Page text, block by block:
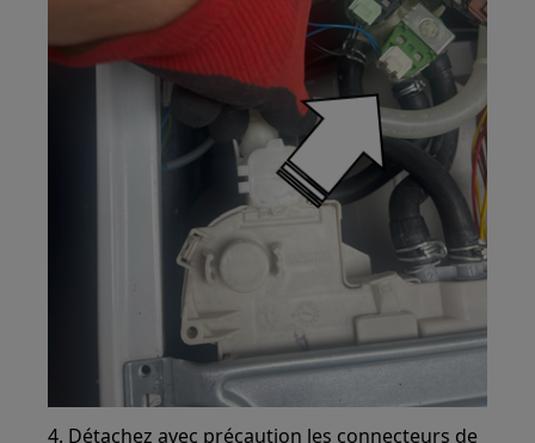
4. Détachez avec précaution les connecteurs de